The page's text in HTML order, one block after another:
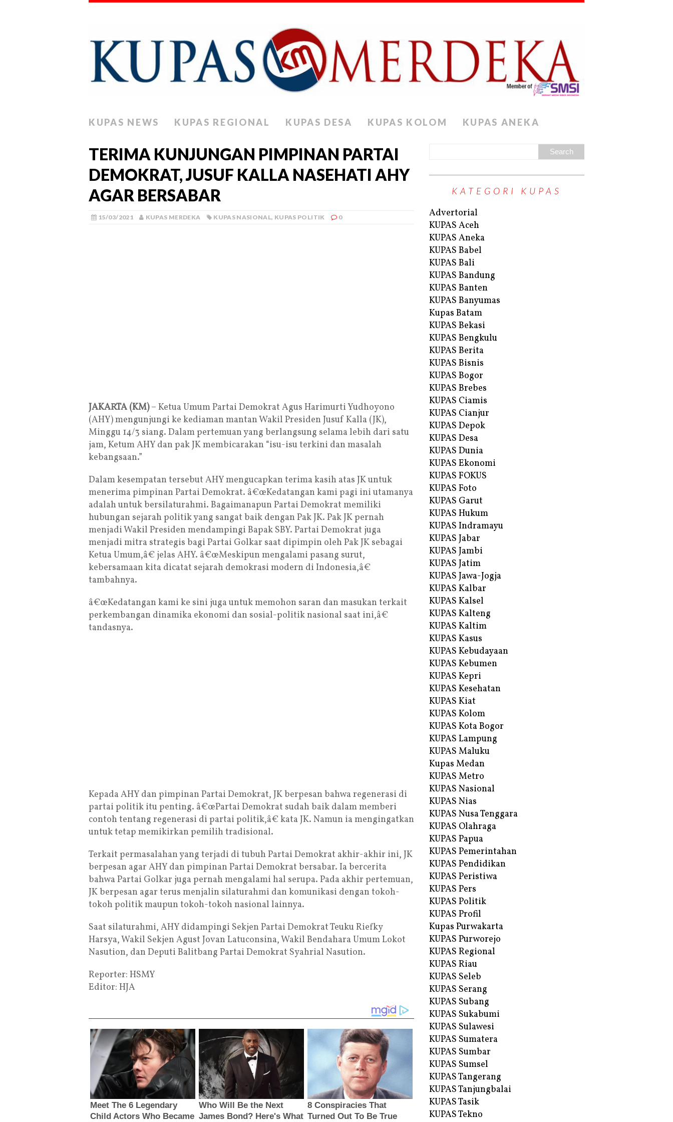
KUPAS NEWS KUPAS REGIONAL KUPAS DESA KUPAS KOLOM KUPAS ANEKA
TERIMA KUNJUNGAN PIMPINAN PARTAI
DEMOKRAT, JUSUF KALLA NASEHATI AHY
AGAR BERSABAR
15/03/2021 KUPAS MERDEKA KUPAS NASIONAL, KUPAS POLITIK 0
JAKARTA (KM)– Ketua Umum Partai Demokrat Agus Harimurti Yudhoyono
(AHY) mengunjungi ke kediaman mantan Wakil Presiden Jusuf Kalla (JK),
Minggu 14/3 siang. Dalam pertemuan yang berlangsung selama lebih dari satu
jam, Ketum AHY dan pak JK membicarakan “isu-isu terkini dan masalah
kebangsaan.”
Dalam kesempatan tersebut AHY mengucapkan terima kasih atas JK untuk
menerima pimpinan Partai Demokrat. â€œKedatangan kami pagi ini utamanya
adalah untuk bersilaturahmi. Bagaimanapun Partai Demokrat memiliki
hubungan sejarah politik yang sangat baik dengan Pak JK. Pak JK pernah
menjadi Wakil Presiden mendampingi Bapak SBY. Partai Demokrat juga
menjadi mitra strategis bagi Partai Golkar saat dipimpin oleh Pak JK sebagai
Ketua Umum,â€ jelas AHY. â€œMeskipun mengalami pasang surut,
kebersamaan kita dicatat sejarah demokrasi modern di Indonesia,â€
tambahnya.
â€œKedatangan kami ke sini juga untuk memohon saran dan masukan terkait
perkembangan dinamika ekonomi dan sosial-politik nasional saat ini,â€
tandasnya.
Kepada AHY dan pimpinan Partai Demokrat, JK berpesan bahwa regenerasi di
partai politik itu penting. â€œPartai Demokrat sudah baik dalam memberi
contoh tentang regenerasi di partai politik,â€ kata JK. Namun ia mengingatkan
untuk tetap memikirkan pemilih tradisional.
Terkait permasalahan yang terjadi di tubuh Partai Demokrat akhir-akhir ini, JK
berpesan agar AHY dan pimpinan Partai Demokrat bersabar. Ia bercerita
bahwa Partai Golkar juga pernah mengalami hal serupa. Pada akhir pertemuan,
JK berpesan agar terus menjalin silaturahmi dan komunikasi dengan tokoh-
tokoh politik maupun tokoh-tokoh nasional lainnya.
Saat silaturahmi, AHY didampingi Sekjen Partai Demokrat Teuku Riefky
Harsya, Wakil Sekjen Agust Jovan Latuconsina, Wakil Bendahara Umum Lokot
Nasution, dan Deputi Balitbang Partai Demokrat Syahrial Nasution.
Reporter: HSMY
Editor: HJA
KATEGORI KUPAS
Advertorial
KUPAS Aceh
KUPAS Aneka
KUPAS Babel
KUPAS Bali
KUPAS Bandung
KUPAS Banten
KUPAS Banyumas
Kupas Batam
KUPAS Bekasi
KUPAS Bengkulu
KUPAS Berita
KUPAS Bisnis
KUPAS Bogor
KUPAS Brebes
KUPAS Ciamis
KUPAS Cianjur
KUPAS Depok
KUPAS Desa
KUPAS Dunia
KUPAS Ekonomi
KUPAS FOKUS
KUPAS Foto
KUPAS Garut
KUPAS Hukum
KUPAS Indramayu
KUPAS Jabar
KUPAS Jambi
KUPAS Jatim
KUPAS Jawa-Jogja
KUPAS Kalbar
KUPAS Kalsel
KUPAS Kalteng
KUPAS Kaltim
KUPAS Kasus
KUPAS Kebudayaan
KUPAS Kebumen
KUPAS Kepri
KUPAS Kesehatan
KUPAS Kiat
KUPAS Kolom
KUPAS Kota Bogor
KUPAS Lampung
KUPAS Maluku
Kupas Medan
KUPAS Metro
KUPAS Nasional
KUPAS Nias
KUPAS Nusa Tenggara
KUPAS Olahraga
KUPAS Papua
KUPAS Pemerintahan
KUPAS Pendidikan
KUPAS Peristiwa
KUPAS Pers
KUPAS Politik
KUPAS Profil
Kupas Purwakarta
KUPAS Purworejo
KUPAS Regional
KUPAS Riau
KUPAS Seleb
KUPAS Serang
KUPAS Subang
KUPAS Sukabumi
KUPAS Sulawesi
KUPAS Sumatera
KUPAS Sumbar
KUPAS Sumsel
KUPAS Tangerang
KUPAS Tanjungbalai
KUPAS Tasik
KUPAS Tekno